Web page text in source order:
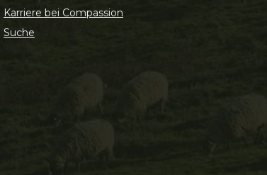
Karriere bei Compassion
Suche